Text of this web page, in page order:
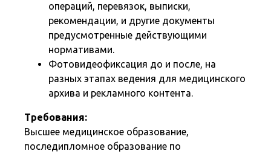
операций, перевязок, выписки,
рекомендации, и другие документы
предусмотренные действующими
нормативами.
Фотовидеофиксация до и после, на
разных этапах ведения для медицинского
архива и рекламного контента.
Требования:
Высшее медицинское образование,
последипломное образование по